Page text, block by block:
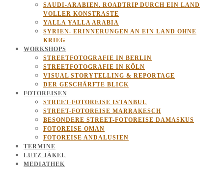
SAUDI-ARABIEN. ROADTRIP DURCH EIN LAND
VOLLER KONSTRASTE
YALLA YALLA ARABIA
SYRIEN. ERINNERUNGEN AN EIN LAND OHNE
KRIEG
WORKSHOPS
STREETFOTOGRAFIE IN BERLIN
STREETFOTOGRAFIE IN KÖLN
VISUAL STORYTELLING & REPORTAGE
DER GESCHÄRFTE BLICK
FOTOREISEN
STREET-FOTOREISE ISTANBUL
STREET-FOTOREISE MARRAKESCH
BESONDERE STREET-FOTOREISE DAMASKUS
FOTOREISE OMAN
FOTOREISE ANDALUSIEN
TERMINE
LUTZ JÄKEL
MEDIATHEK